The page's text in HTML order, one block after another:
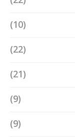
(10)
(22)
(21)
(9)
(9)